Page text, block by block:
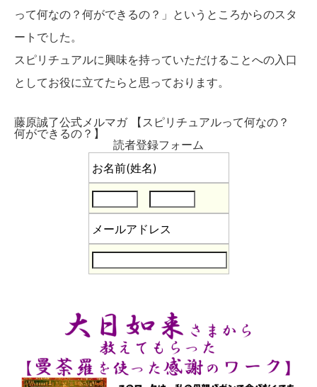
って何なの？何ができるの？」というところからのスタ
ートでした。
スピリチュアルに興味を持っていただけることへの入口
としてお役に立てたらと思っております。
藤原誠了公式メルマガ 【スピリチュアルって何なの？
何ができるの？】
読者登録フォーム
お名前(姓名)
メールアドレス